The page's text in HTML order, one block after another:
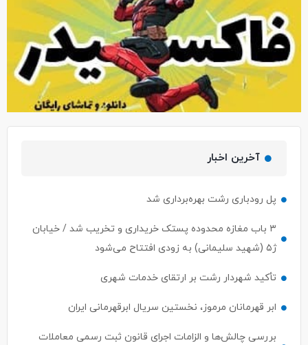
آخرین اخبار
پل رودباری رشت بهره‌برداری شد
۳ باب مغازه محدوده پستک خریداری و تخریب شد / خیابان
ژ۵ (شهید سلیمانی) به زودی افتتاح می‌شود
تأکید شهردار رشت بر ارتقای خدمات شهری
ابر قهرمانان مرموز، نخستین سریال ابرقهرمانی ایران
بررسی چالش‌ها و الزامات اجرای قانون ثبت رسمی معاملات